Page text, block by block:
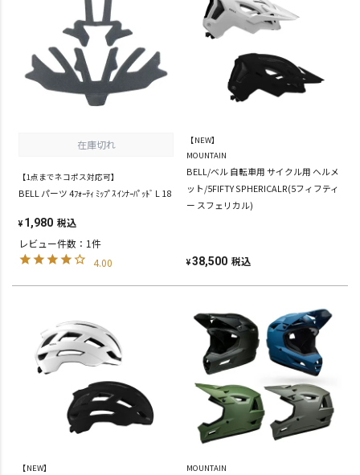
在庫切れ
【1点までネコポス対応可】
BELL パーツ 4ﾌｫｰﾃｨ ﾐｯﾌﾟｽ ｲﾝﾅｰﾊﾟｯﾄﾞ L 18
¥ 1,980 税込
レビュー件数：1件
4.00
【NEW】
MOUNTAIN
BELL/ベル 自転車用 サイクル用 ヘルメ
ット/5FIFTY SPHERICALR(5フィフティ
ー スフェリカル)
¥38,500 税込
【NEW】 MOUNTAIN